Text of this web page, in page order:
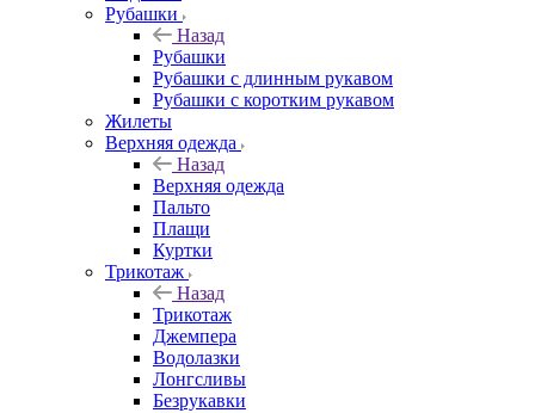
Рубашки
Назад
Рубашки
Рубашки с длинным рукавом
Рубашки с коротким рукавом
Жилеты
Верхняя одежда
Назад
Верхняя одежда
Пальто
Плащи
Куртки
Трикотаж
Назад
Трикотаж
Джемпера
Водолазки
Лонгсливы
Безрукавки